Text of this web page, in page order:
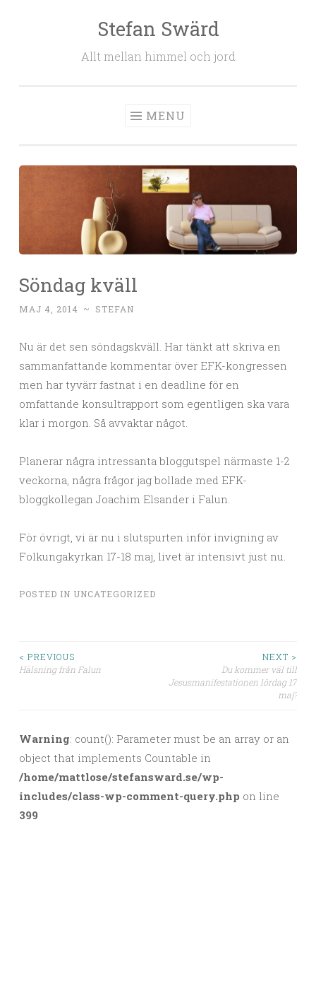
Stefan Swärd
Allt mellan himmel och jord
MENU
Söndag kväll
MAJ 4, 2014 ~ STEFAN
Nu är det sen söndagskväll. Har tänkt att skriva en
sammanfattande kommentar över EFK-kongressen
men har tyvärr fastnat i en deadline för en
omfattande konsultrapport som egentligen ska vara
klar i morgon. Så avvaktar något.
Planerar några intressanta bloggutspel närmaste 1-2
veckorna, några frågor jag bollade med EFK-
bloggkollegan Joachim Elsander i Falun.
För övrigt, vi är nu i slutspurten inför invigning av
Folkungakyrkan 17-18 maj, livet är intensivt just nu.
POSTED IN UNCATEGORIZED
Post navigation
< PREVIOUS
Hälsning från Falun
NEXT >
Du kommer väl till
Jesusmanifestationen lördag 17
maj?
Warning: count(): Parameter must be an array or an
object that implements Countable in
/home/mattlose/stefansward.se/wp-
includes/class-wp-comment-query.php on line
399